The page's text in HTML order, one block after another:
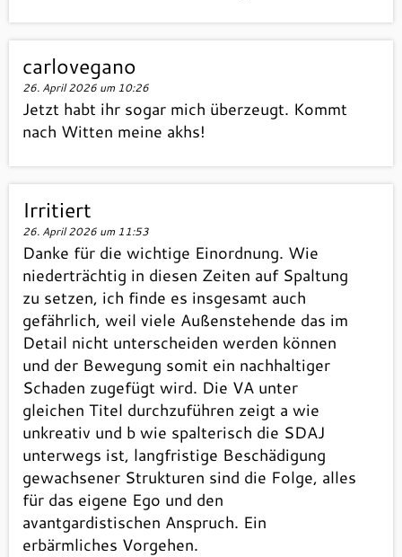
carlovegano
26. April 2026 um 10:26
Jetzt habt ihr sogar mich überzeugt. Kommt
nach Witten meine akhs!
Irritiert
26. April 2026 um 11:53
Danke für die wichtige Einordnung. Wie
niederträchtig in diesen Zeiten auf Spaltung
zu setzen, ich finde es insgesamt auch
gefährlich, weil viele Außenstehende das im
Detail nicht unterscheiden werden können
und der Bewegung somit ein nachhaltiger
Schaden zugefügt wird. Die VA unter
gleichen Titel durchzuführen zeigt a wie
unkreativ und b wie spalterisch die SDAJ
unterwegs ist, langfristige Beschädigung
gewachsener Strukturen sind die Folge, alles
für das eigene Ego und den
avantgardistischen Anspruch. Ein
erbärmliches Vorgehen.